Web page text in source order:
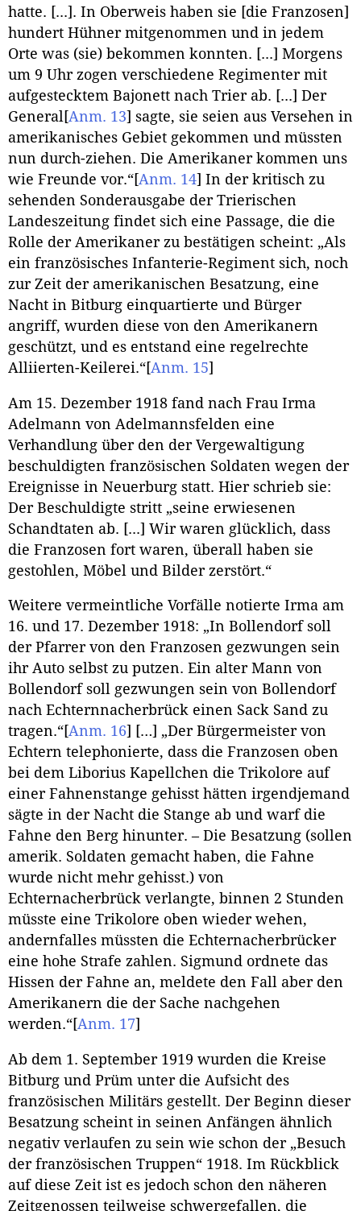
hatte. [...]. In Oberweis haben sie [die Franzosen]
hundert Hühner mitgenommen und in jedem
Orte was (sie) bekommen konnten. [...] Morgens
um 9 Uhr zogen verschiedene Regimenter mit
aufgestecktem Bajonett nach Trier ab. [...] Der
General [Anm. 13] sagte, sie seien aus Versehen in
amerikanisches Gebiet gekommen und müssten
nun durch-ziehen. Die Amerikaner kommen uns
wie Freunde vor.“[Anm. 14] In der kritisch zu
sehenden Sonderausgabe der Trierischen
Landeszeitung findet sich eine Passage, die die
Rolle der Amerikaner zu bestätigen scheint: „Als
ein französisches Infanterie-Regiment sich, noch
zur Zeit der amerikanischen Besatzung, eine
Nacht in Bitburg einquartierte und Bürger
angriff, wurden diese von den Amerikanern
geschützt, und es entstand eine regelrechte
Alliierten-Keilerei.“[Anm. 15]
Am 15. Dezember 1918 fand nach Frau Irma
Adelmann von Adelmannsfelden eine
Verhandlung über den der Vergewaltigung
beschuldigten französischen Soldaten wegen der
Ereignisse in Neuerburg statt. Hier schrieb sie:
Der Beschuldigte stritt „seine erwiesenen
Schandtaten ab. [...] Wir waren glücklich, dass
die Franzosen fort waren, überall haben sie
gestohlen, Möbel und Bilder zerstört.“
Weitere vermeintliche Vorfälle notierte Irma am
16. und 17. Dezember 1918: „In Bollendorf soll
der Pfarrer von den Franzosen gezwungen sein
ihr Auto selbst zu putzen. Ein alter Mann von
Bollendorf soll gezwungen sein von Bollendorf
nach Echternnacherbrück einen Sack Sand zu
tragen.“[Anm. 16] […] „Der Bürgermeister von
Echtern telephonierte, dass die Franzosen oben
bei dem Liborius Kapellchen die Trikolore auf
einer Fahnenstange gehisst hätten irgendjemand
sägte in der Nacht die Stange ab und warf die
Fahne den Berg hinunter. – Die Besatzung (sollen
amerik. Soldaten gemacht haben, die Fahne
wurde nicht mehr gehisst.) von
Echternacherbrück verlangte, binnen 2 Stunden
müsste eine Trikolore oben wieder wehen,
andernfalles müssten die Echternacherbrücker
eine hohe Strafe zahlen. Sigmund ordnete das
Hissen der Fahne an, meldete den Fall aber den
Amerikanern die der Sache nachgehen
werden.“[Anm. 17]
Ab dem 1. September 1919 wurden die Kreise
Bitburg und Prüm unter die Aufsicht des
französischen Militärs gestellt. Der Beginn dieser
Besatzung scheint in seinen Anfängen ähnlich
negativ verlaufen zu sein wie schon der „Besuch
der französischen Truppen“ 1918. Im Rückblick
auf diese Zeit ist es jedoch schon den näheren
Zeitgenossen teilweise schwergefallen, die